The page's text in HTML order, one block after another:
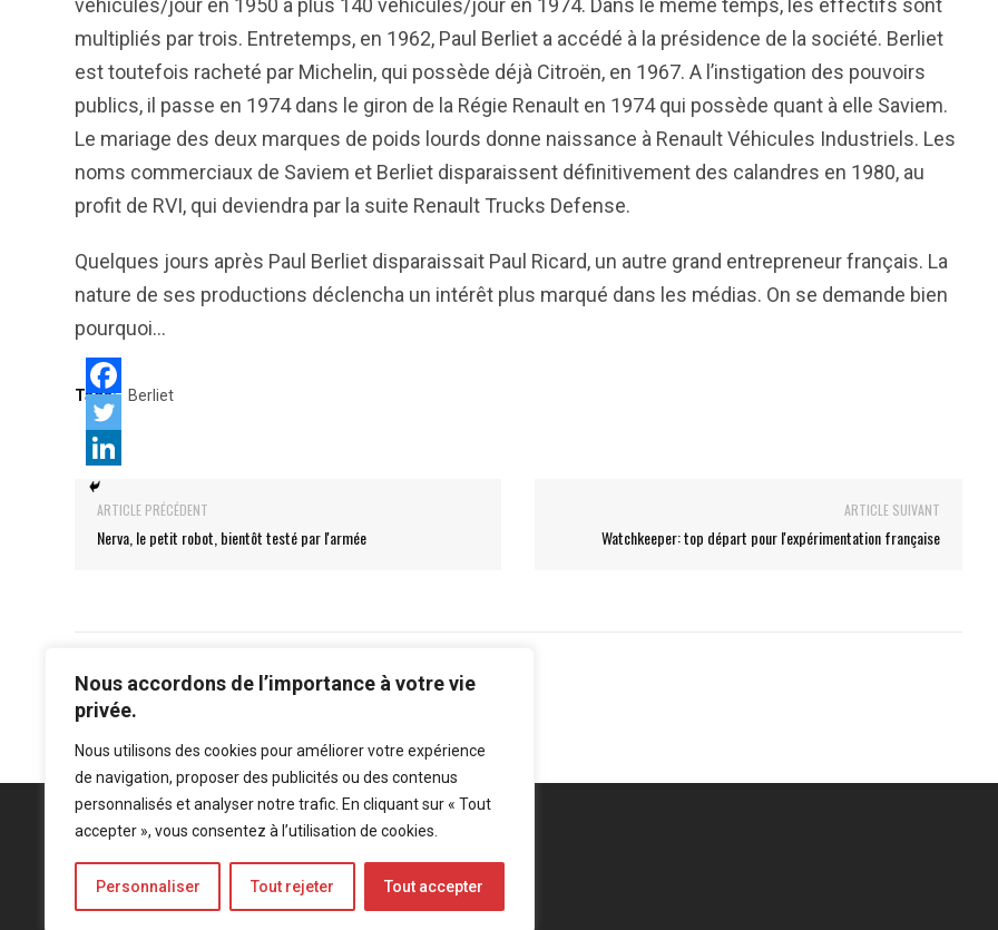
Nous accordons de l’importance à votre vie
privée.
Nous utilisons des cookies pour améliorer votre expérience
de navigation, proposer des publicités ou des contenus
personnalisés et analyser notre trafic. En cliquant sur « Tout
accepter », vous consentez à l’utilisation de cookies.
Personnaliser Tout rejeter Tout accepter
véhicules/jour en 1950 à plus 140 véhicules/jour en 1974. Dans le même temps, les effectifs sont
multipliés par trois. Entretemps, en 1962, Paul Berliet a accédé à la présidence de la société. Berliet
est toutefois racheté par Michelin, qui possède déjà Citroën, en 1967. A l’instigation des pouvoirs
publics, il passe en 1974 dans le giron de la Régie Renault en 1974 qui possède quant à elle Saviem.
Le mariage des deux marques de poids lourds donne naissance à Renault Véhicules Industriels. Les
noms commerciaux de Saviem et Berliet disparaissent définitivement des calandres en 1980, au
profit de RVI, qui deviendra par la suite Renault Trucks Defense.
Quelques jours après Paul Berliet disparaissait Paul Ricard, un autre grand entrepreneur français. La
nature de ses productions déclencha un intérêt plus marqué dans les médias. On se demande bien
pourquoi…
Tags: Berliet
ARTICLE PRÉCÉDENT
Nerva, le petit robot, bientôt testé par l'armée
ARTICLE SUIVANT
Watchkeeper: top départ pour l'expérimentation française
Mentions légales-Politique de confidentialité